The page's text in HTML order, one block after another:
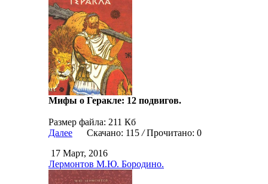
Мифы о Геракле: 12 подвигов.
Размер файла: 211 Кб
Далее
Скачано: 115 /Прочитано: 0
17 Март, 2016
Лермонтов М.Ю. Бородино.